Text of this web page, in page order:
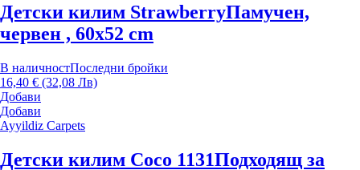
Детски килим StrawberryПамучен,
червен , 60x52 cm
В наличностПоследни бройки
16,40 € (32,08 Лв)
Добави
Добави
Ayyildiz Carpets
Детски килим Coco 1131Подходящ за